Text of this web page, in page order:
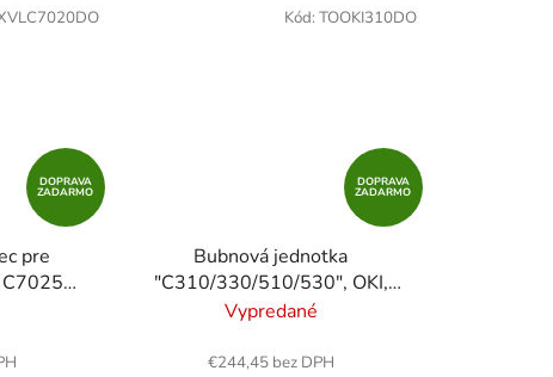
DOPRAVA
ZADARMO
pre
109k
DOPRAVA
ZADARMO
Bubnová jednotka
"C310/330/510/530", OKI,
b+c+m+y, 20K
Vypredané
€244,45 bez DPH
Kód: TOOKI310DO